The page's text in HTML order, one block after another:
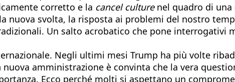
corretto e la cancel culturenel quadro di una
nuova svolta, la risposta ai problemi del nostro
Un salto acrobatico che pone interrogativi
Negli ultimi mesi Trump ha più volte
amministrazione è convinta che la vera
Ecco perché molti si aspettano un